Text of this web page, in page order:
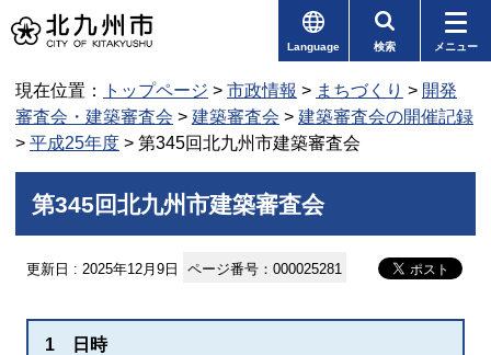
Language 検索 メニュー
現在位置： トップページ > 市政情報 > まちづくり > 開発
審査会・建築審査会 > 建築審査会 > 建築審査会の開催記録
> 平成25年度 > 第345回北九州市建築審査会
第345回北九州市建築審査会
更新日 : 2025年12月9日 ページ番号：000025281
1 日時